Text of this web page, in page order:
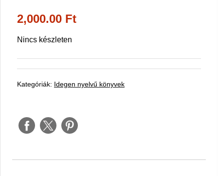
2,000.00 Ft
Nincs készleten
Kategóriák: Idegen nyelvű könyvek